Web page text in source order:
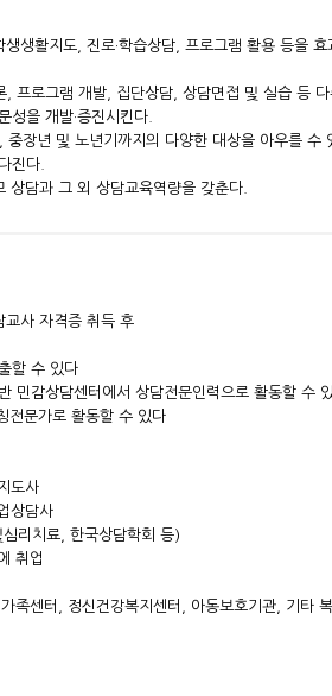
생활지도, 진로·학습상담, 프로그램 활용 등을
프로그램 개발, 집단상담, 상담면접 및 실습 등
을 개발·증진시킨다.
장년 및 노년기까지의 다양한 대상을 아우를 수
진다.
상담과 그 외 상담교육역량을 갖춘다.
교사 자격증 취득 후
할 수 있다
민감상담센터에서 상담전문인력으로 활동할 수
전문가로 활동할 수 있다
도사
상담사
리치료, 한국상담학회 등)
취업
족센터, 정신건강복지센터, 아동보호기관, 기타